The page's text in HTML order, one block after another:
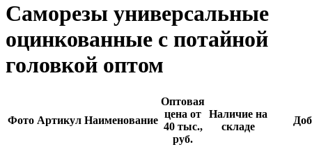
Саморезы универсальные
оцинкованные с потайной
головкой оптом
Фото Артикул Наименование
Оптовая
цена от
40 тыс.,
руб.
Наличие на
складе